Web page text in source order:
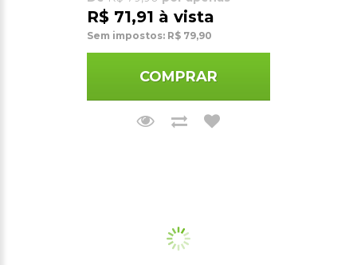
R$ 71,91 à vista
Sem impostos: R$ 79,90
COMPRAR